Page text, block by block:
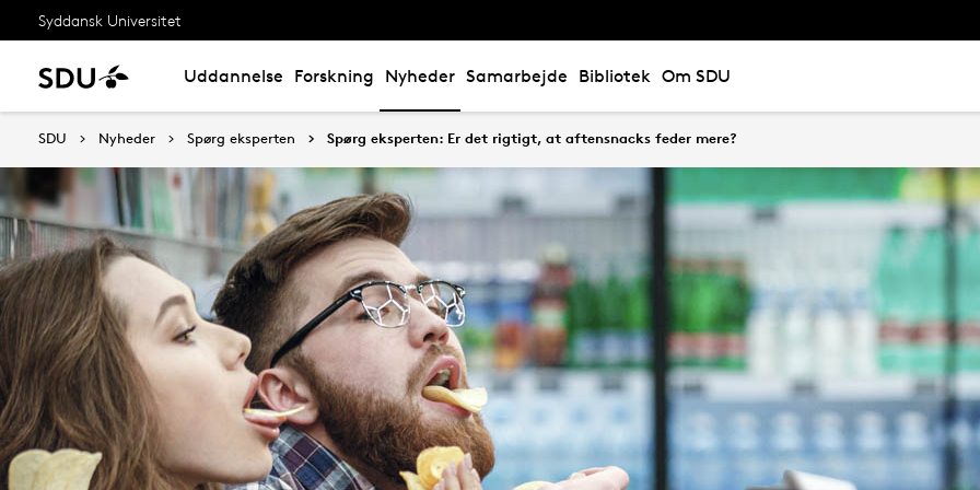
Syddansk Universitet
Uddannelse Forskning Nyheder Samarbejde Bibliotek Om SDU
SDU Nyheder Spørg eksperten Spørg eksperten: Er det rigtigt, at aftensnacks feder mere?